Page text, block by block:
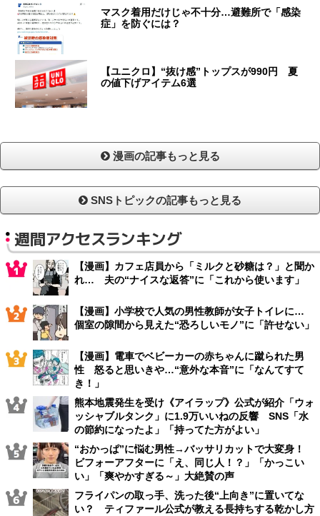
マスク着用だけじゃ不十分…避難所で「感染
症」を防ぐには？
【ユニクロ】“抜け感”トップスが990円 夏
の値下げアイテム6選
漫画の記事もっと見る
SNSトピックの記事もっと見る
週間アクセスランキング
【漫画】カフェ店員から「ミルクと砂糖は？」と聞か
れ… 夫の“ナイスな返答”に「これから使います」
【漫画】小学校で人気の男性教師が女子トイレに…
個室の隙間から見えた“恐ろしいモノ”に「許せない」
【漫画】電車でベビーカーの赤ちゃんに蹴られた男
性 怒ると思いきや…“意外な本音”に「なんてすて
き！」
熊本地震発生を受け《アイラップ》公式が紹介「ウォ
ッシャブルタンク」に1.9万いいねの反響 SNS「水
の節約になったよ」「持ってた方がよい」
“おかっぱ”に悩む男性→バッサリカットで大変身！
ビフォーアフターに「え、同じ人！？」「かっこい
い」「爽やかすぎる～」大絶賛の声
フライパンの取っ手、洗った後“上向き”に置いてな
い？ ティファール公式が教える長持ちする乾かし方